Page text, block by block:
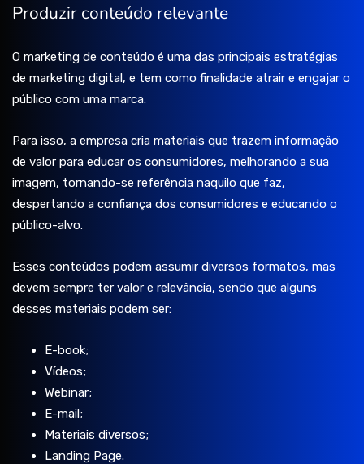
Produzir conteúdo relevante
O marketing de conteúdo é uma das principais estratégias
de marketing digital, e tem como finalidade atrair e engajar o
público com uma marca.
Para isso, a empresa cria materiais que trazem informação
de valor para educar os consumidores, melhorando a sua
imagem, tornando-se referência naquilo que faz,
despertando a confiança dos consumidores e educando o
público-alvo.
Esses conteúdos podem assumir diversos formatos, mas
devem sempre ter valor e relevância, sendo que alguns
desses materiais podem ser:
E-book;
Vídeos;
Webinar;
E-mail;
Materiais diversos;
Landing Page.